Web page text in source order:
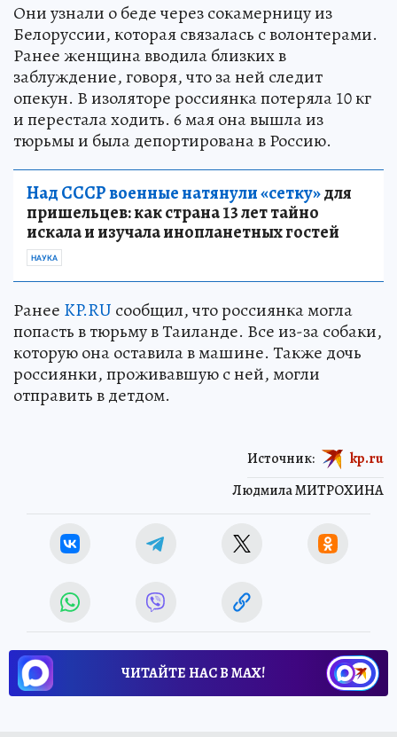
Они узнали о беде через сокамерницу из
Белоруссии, которая связалась с волонтерами.
Ранее женщина вводила близких в
заблуждение, говоря, что за ней следит
опекун. В изоляторе россиянка потеряла 10 кг
и перестала ходить. 6 мая она вышла из
тюрьмы и была депортирована в Россию.
Над СССР военные натянули «сетку»для
пришельцев: как страна 13 лет тайно
искала и изучала инопланетных гостей
НАУКА
Ранее KP.RU сообщил, что россиянка могла
попасть в тюрьму в Таиланде. Все из-за собаки,
которую она оставила в машине. Также дочь
россиянки, проживавшую с ней, могли
отправить в детдом.
Людмила МИТРОХИНА
Источник: kp.ru
ЧИТАЙТЕ НАС В МАХ!